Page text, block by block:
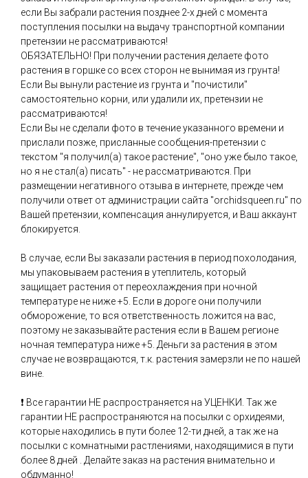
если Вы забрали растения позднее 2-х дней с момента
поступления посылки на выдачу транспортной компании
претензии не рассматриваются!
ОБЯЗАТЕЛЬНО! При получении растения делаете фото
растения в горшке со всех сторон не вынимая из грунта!
Если Вы вынули растение из грунта и "почистили"
самостоятельно корни, или удалили их, претензии не
рассматриваются!
Если Вы не сделали фото в течение указанного времени и
прислали позже, присланные сообщения-претензии с
текстом "я получил(а) такое растение", "оно уже было такое,
но я не стал(а) писать" - не рассматриваются. При
размещении негативного отзыва в интернете, прежде чем
получили ответ от администрации сайта "orchidsqueen.ru" по
Вашей претензии, компенсация аннулируется, и Ваш аккаунт
блокируется.
В случае, если Вы заказали растения в период похолодания,
мы упаковываем растения в утеплитель, который
защищает растения от переохлаждения при ночной
температуре не ниже +5. Если в дороге они получили
обморожение, то вся ответственность ложится на вас,
поэтому не заказывайте растения если в Вашем регионе
ночная температура ниже +5. Деньги за растения в этом
случае не возвращаются, т.к. растения замерзли не по нашей
вине.
❗ Все гарантии НЕ распространяется на УЦЕНКИ. Так же
гарантии НЕ распространяются на посылки с орхидеями,
которые находились в пути более 12-ти дней, а так же на
посылки с комнатными растлениями, находящимися в пути
более 8 дней . Делайте заказ на растения внимательно и
обдуманно!